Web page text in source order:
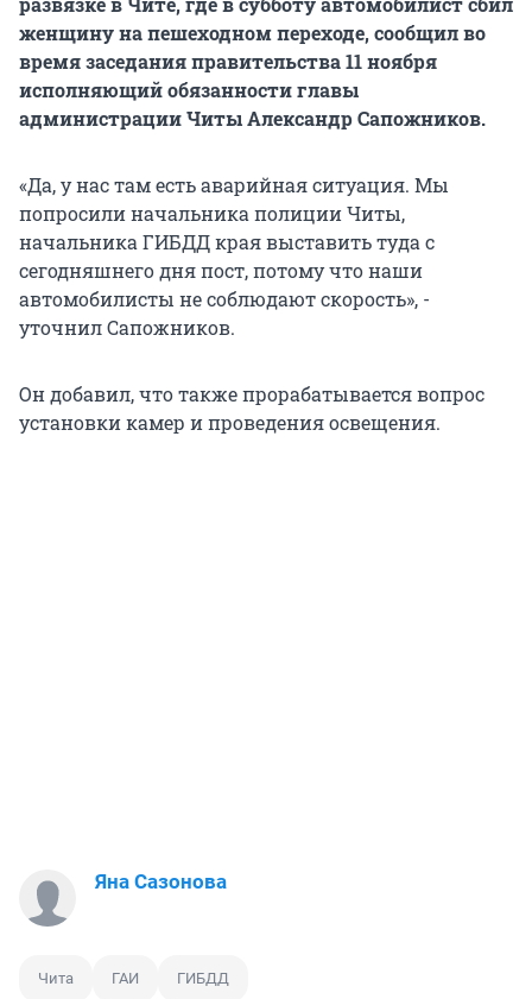
женщину на пешеходном переходе, сообщил во
время заседания правительства 11 ноября
исполняющий обязанности главы
администрации Читы Александр Сапожников.
«Да, у нас там есть аварийная ситуация. Мы
попросили начальника полиции Читы,
начальника ГИБДД края выставить туда с
сегодняшнего дня пост, потому что наши
автомобилисты не соблюдают скорость», -
уточнил Сапожников.
Он добавил, что также прорабатывается вопрос
установки камер и проведения освещения.
Яна Сазонова
Чита ГАИ ГИБДД